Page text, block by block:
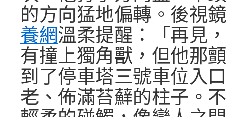
的方向猛地偏轉。後視
養網溫柔提醒：「再見
有撞上獨角獸，但他那
到了停車塔三號車位入
老、佈滿苔蘚的柱子。